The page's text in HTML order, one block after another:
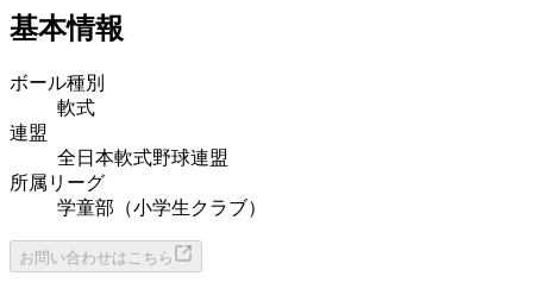
基本情報
ボール種別
軟式
連盟
全日本軟式野球連盟
所属リーグ
学童部（小学生クラブ）
お問い合わせはこちら